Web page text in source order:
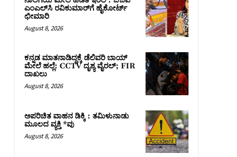
ಎಂಎಲ್‌ಸಿ ರವಿಕುಮಾರ್‌ಗೆ ಹೈಕೋರ್ಟ್
ಛೀಮಾರಿ
August 8, 2026
ಕನ್ನಡ ಮಾತನಾಡಿದ್ದಕ್ಕೆ ಡೆಲಿವರಿ ಬಾಯ್
ಮೇಲೆ ಹಲ್ಲೆ: CCTV ದೃಶ್ಯ ವೈರಲ್; FIR
ದಾಖಲು
August 8, 2026
ಅಪರಿಚಿತ ವಾಹನ ಡಿಕ್ಕಿ : ತಮಿಳುನಾಡು
ಮೂಲದ ವ್ಯಕ್ತಿ *ವು
August 8, 2026